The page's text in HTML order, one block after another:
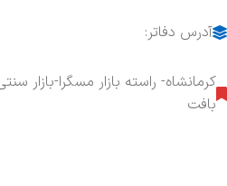
آدرس دفاتر:
کرمانشاه- راسته بازار مسگرا-بازار
بافت